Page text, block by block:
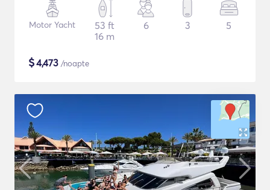
Motor Yacht
53 ft
16 m
6 3 5
$4,473 /noapte